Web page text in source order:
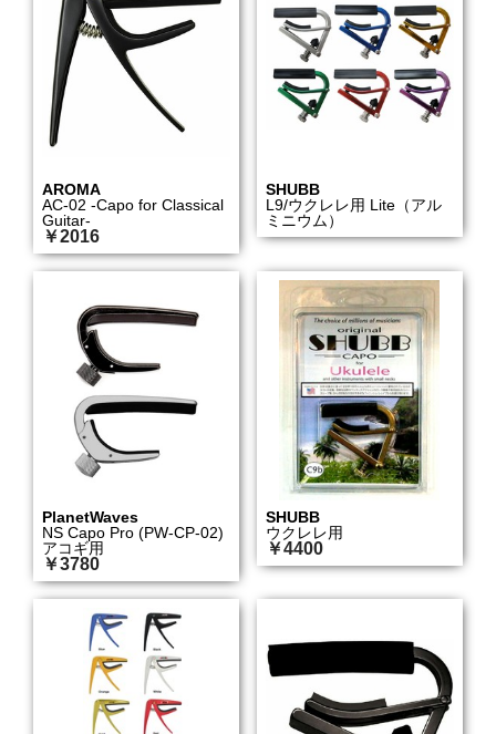
AROMA
AC-02 -Capo for Classical
Guitar-
￥2016
SHUBB
L9/ウクレレ用 Lite（アル
ミニウム）
PlanetWaves
NS Capo Pro (PW-CP-02)
アコギ用
￥3780
SHUBB
ウクレレ用
￥4400